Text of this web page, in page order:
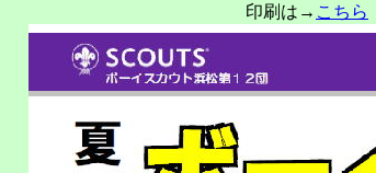
印刷は→ こちら